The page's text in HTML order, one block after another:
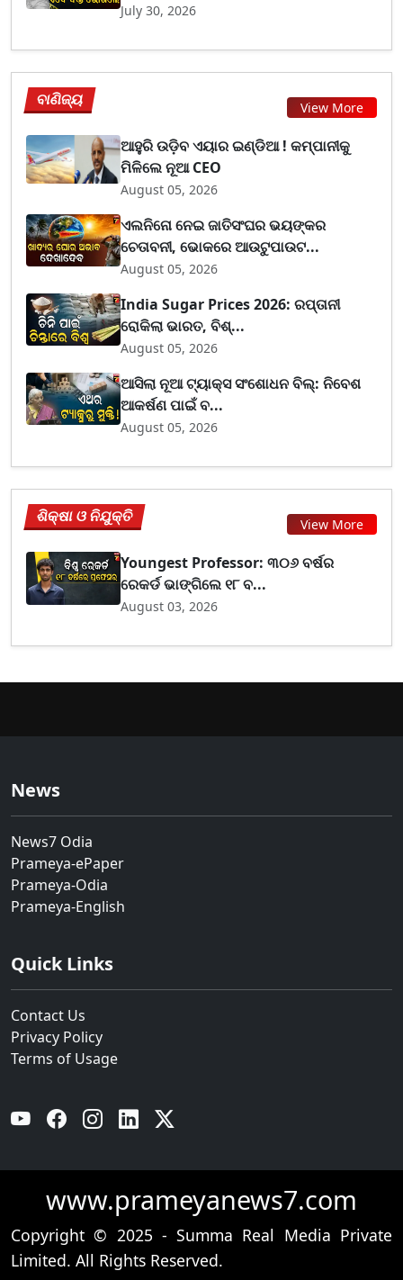
July 30, 2026
ବାଣିଜ୍ୟ View More
ଆହୁରି ଉଡ଼ିବ ଏୟାର ଇଣ୍ଡିଆ ! କମ୍ପାନୀକୁ
ମିଳିଲେ ନୂଆ CEO
August 05, 2026
ଏଲନିନୋ ନେଇ ଜାତିସଂଘର ଭୟଙ୍କର
ଚେତାବନୀ, ଭୋକରେ ଆଉଟୁପାଉଟ...
August 05, 2026
India Sugar Prices 2026: ରପ୍ତାନୀ
ରୋକିଲା ଭାରତ, ବିଶ୍...
August 05, 2026
ଆସିଲା ନୂଆ ଟ୍ୟାକ୍ସ ସଂଶୋଧନ ବିଲ୍: ନିବେଶ
ଆକର୍ଷଣ ପାଇଁ ବ...
August 05, 2026
ଶିକ୍ଷା ଓ ନିଯୁକ୍ତି View More
Youngest Professor: ୩୦୬ ବର୍ଷର
ରେକର୍ଡ ଭାଙ୍ଗିଲେ ୧୮ ବ...
August 03, 2026
News
News7 Odia
Prameya-ePaper
Prameya-Odia
Prameya-English
Quick Links
Contact Us
Privacy Policy
Terms of Usage
YouTube Facebook Instagram Linkedin
www.prameyanews7.com
Copyright © 2025 - Summa Real Media Private
Limited. All Rights Reserved.